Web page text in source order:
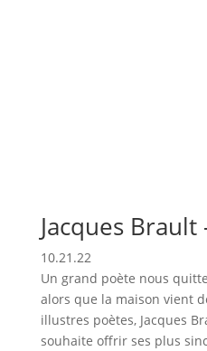
Jacques Brault
10.21.22
Un grand poète nous
alors que la maison vient
illustres poètes, Jacques
souhaite offrir ses plus